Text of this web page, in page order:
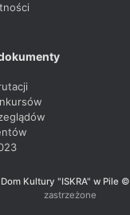
Kultury "ISKRA" w Pile ©
zastrzeżone